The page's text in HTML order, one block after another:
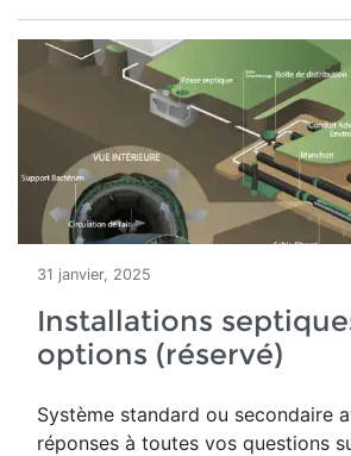
31 janvier, 2025
Installations
options (réservé)
Système standard ou secondaire
réponses à toutes vos questions